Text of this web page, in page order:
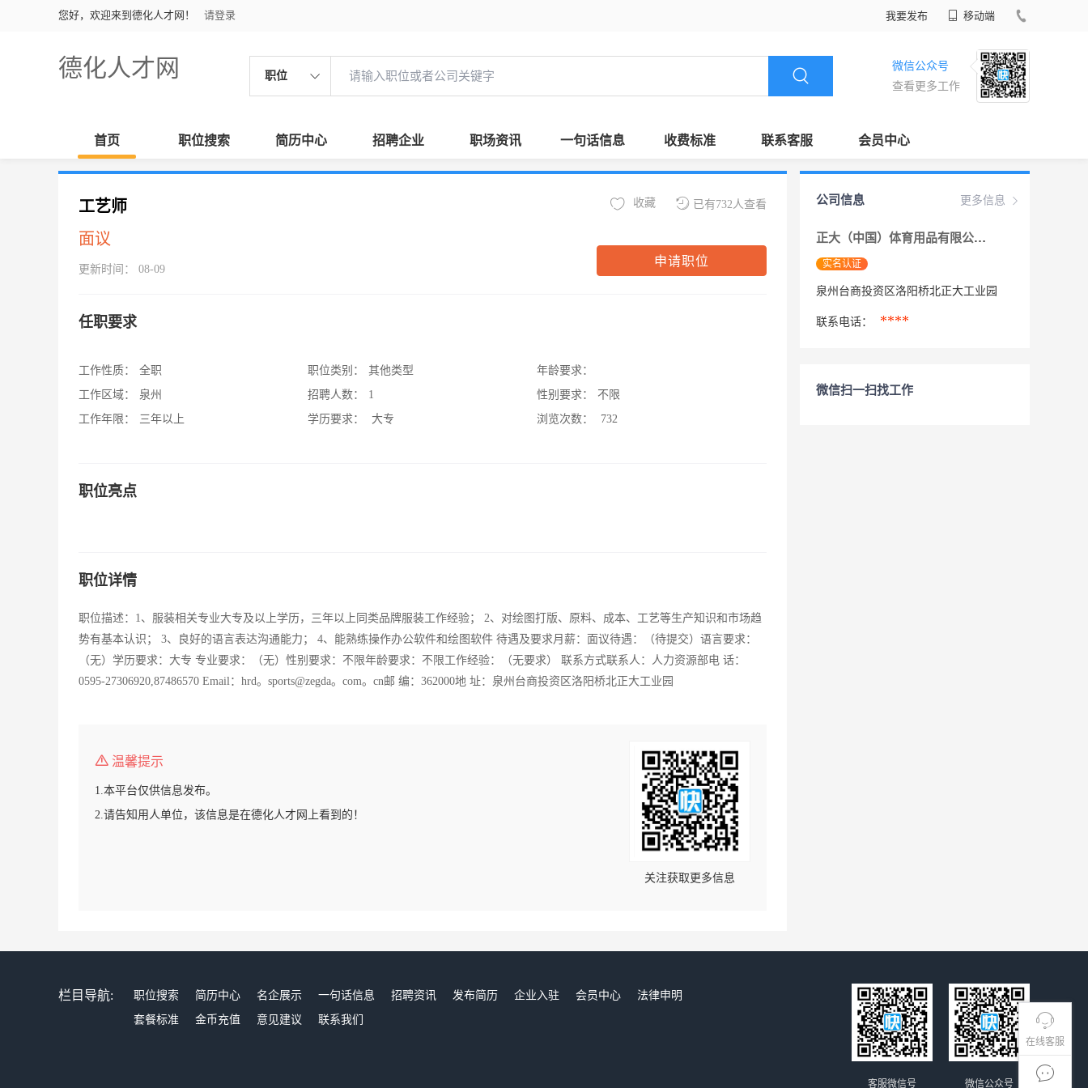
您好，欢迎来到德化人才网！ 请登录 我要发布 移动端
德化人才网 职位
微信公众号
查看更多工作
首页 职位搜索 简历中心 招聘企业 职场资讯 一句话信息 收费标准 联系客服 会员中心
在线客服
工艺师
面议
更新时间： 08-09
已有732人查看
收藏
申请职位
任职要求
工作性质：
全职
工作区域：
泉州
工作年限：
三年以上
职位类别：
其他类型
招聘人数：
1
学历要求：
大专
年龄要求：
性别要求：
不限
浏览次数：
732
职位亮点
职位详情
职位描述：1、服装相关专业大专及以上学历，三年以上同类品牌服装工作经验； 2、对绘图打版、原料、成本、工艺等生产知识和市场趋
势有基本认识； 3、良好的语言表达沟通能力； 4、能熟练操作办公软件和绘图软件 待遇及要求月薪：面议待遇：（待提交）语言要求：
（无）学历要求：大专 专业要求：（无）性别要求：不限年龄要求：不限工作经验：（无要求） 联系方式联系人：人力资源部电 话：
0595-27306920,87486570 Email：hrd。sports@zegda。com。cn邮 编：362000地 址：泉州台商投资区洛阳桥北正大工业园
温馨提示
1.本平台仅供信息发布。
2.请告知用人单位，该信息是在德化人才网上看到的！
关注获取更多信息
更多信息
公司信息
正大（中国）体育用品有限公司
实名认证
泉州台商投资区洛阳桥北正大工业园
联系电话： ****
微信扫一扫找工作
栏目导航: 职位搜索 简历中心 名企展示 一句话信息 招聘资讯 发布简历 企业入驻 会员中心
法律申明
套餐标准
金币充值 意见建议 联系我们
微信公众号
客服微信号